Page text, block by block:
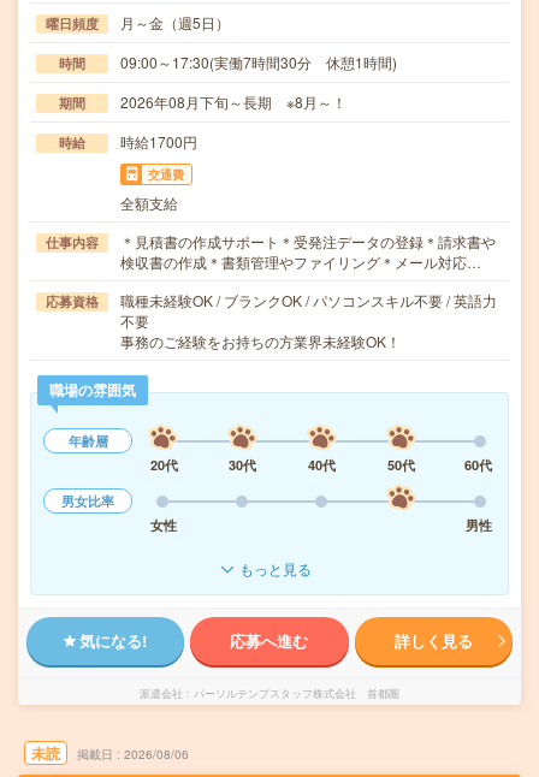
曜日頻度 月～金（週5日）
時間 09:00～17:30(実働7時間30分 休憩1時間)
期間 2026年08月下旬～長期 ※8月～！
時給 時給1700円
交通費
全額支給
仕事内容
＊見積書の作成サポート＊受発注データの登録＊請求書や
検収書の作成＊書類管理やファイリング＊メール対応…
応募資格
職種未経験OK / ブランクOK / パソコンスキル不要 / 英語力
不要
事務のご経験をお持ちの方業界未経験OK！
職場の雰囲気
年齢層
20代
30代 40代 50代
60代
男女比率
女性
男性
もっと見る
気になる! 応募へ進む 詳しく見る
派遣会社 パーソルテンプスタッフ株式会社 首都圏
未読 掲載日 2026/08/06